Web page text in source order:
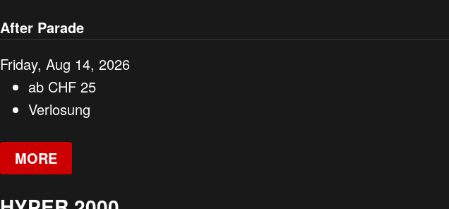
After Parade
Friday, Aug 14, 2026
ab CHF 25
Verlosung
MORE